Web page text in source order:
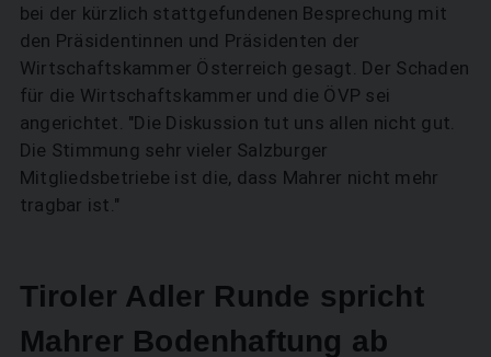
bei der kürzlich stattgefundenen Besprechung mit
den Präsidentinnen und Präsidenten der
Wirtschaftskammer Österreich gesagt. Der Schaden
für die Wirtschaftskammer und die ÖVP sei
angerichtet. "Die Diskussion tut uns allen nicht gut.
Die Stimmung sehr vieler Salzburger
Mitgliedsbetriebe ist die, dass Mahrer nicht mehr
tragbar ist."
Tiroler Adler Runde spricht
Mahrer Bodenhaftung ab